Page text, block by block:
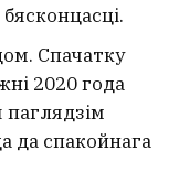
Спачатку
2020 года
да спакойнага